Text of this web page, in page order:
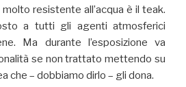
resistente all’acqua è il teak.
a tutti gli agenti atmosferici
Ma durante l’esposizione va
se non trattato mettendo su
che – dobbiamo dirlo – gli dona.